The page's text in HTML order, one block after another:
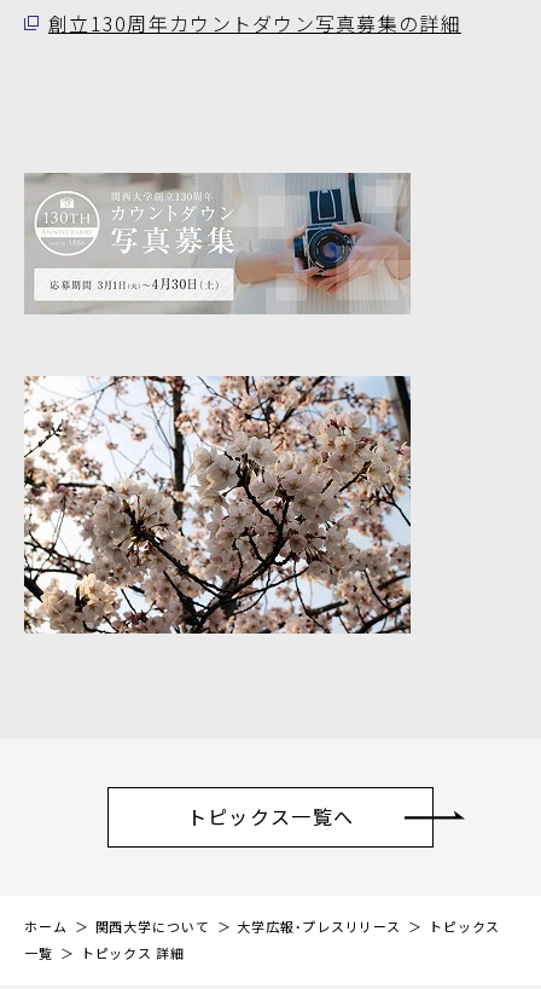
創立130周年カウントダウン写真募集の詳細
トピックス一覧へ
ホーム 関西大学について 大学広報・プレスリリース
トピックス
一覧
トピックス 詳細